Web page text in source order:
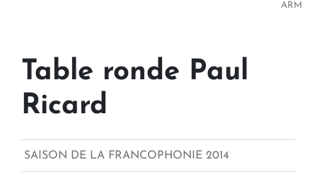
ARM
Table ronde Paul
Ricard
SAISON DE LA FRANCOPHONIE 2014